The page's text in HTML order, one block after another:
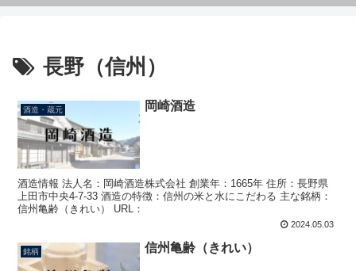
長野（信州）
酒造・蔵元 岡崎酒造
酒造情報 法人名：岡崎酒造株式会社 創業年：1665年 住所：長野県
上田市中央4-7-33 酒造の特徴：信州の米と水にこだわる 主な銘柄：
信州亀齢（きれい） URL：
2024.05.03
銘柄 信州亀齢（きれい）